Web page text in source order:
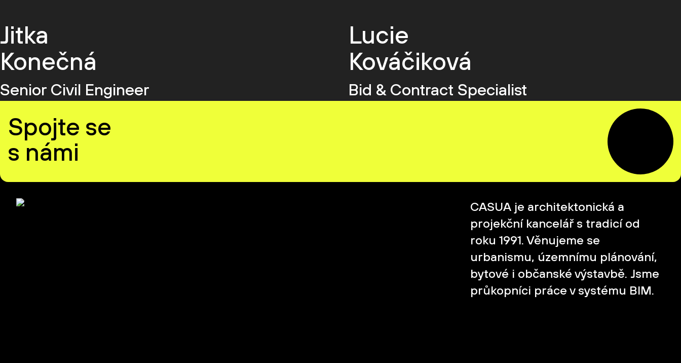
Jitka
Konečná
Senior Civil Engineer
Lucie
Kováčiková
Bid & Contract Specialist
Spojte se
s námi
CASUA je architektonická a
projekční kancelář s tradicí od
roku 1991. Věnujeme se
urbanismu, územnímu plánování,
bytové i občanské výstavbě. Jsme
průkopníci práce v systému BIM.